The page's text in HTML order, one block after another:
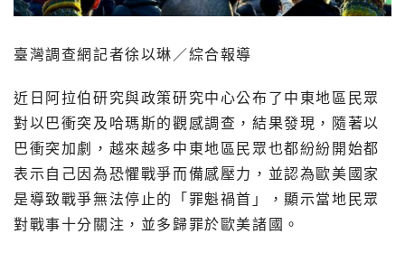
臺灣調查網記者徐以琳／綜合報導
近日阿拉伯研究與政策研究中心公布了中東地區民眾
對以巴衝突及哈瑪斯的觀感調查，結果發現，隨著以
巴衝突加劇，越來越多中東地區民眾也都紛紛開始都
表示自己因為恐懼戰爭而備感壓力，並認為歐美國家
是導致戰爭無法停止的「罪魁禍首」，顯示當地民眾
對戰事十分關注，並多歸罪於歐美諸國。